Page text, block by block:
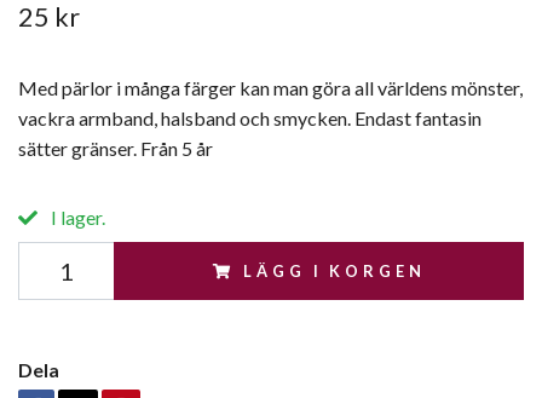
25 kr
Med pärlor i många färger kan man göra all världens mönster,
vackra armband, halsband och smycken. Endast fantasin
sätter gränser. Från 5 år
I lager.
LÄGG I KORGEN
Dela